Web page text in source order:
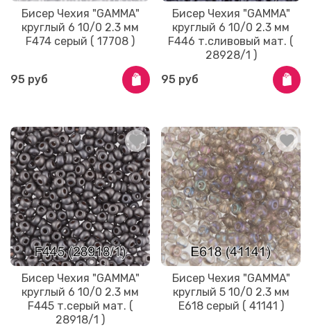
Бисер Чехия "GAMMA"
круглый 6 10/0 2.3 мм
F474 серый ( 17708 )
95 руб
Бисер Чехия "GAMMA"
круглый 6 10/0 2.3 мм
F446 т.сливовый мат. (
28928/1 )
95 руб
Бисер Чехия "GAMMA"
круглый 6 10/0 2.3 мм
F445 т.серый мат. (
28918/1 )
Бисер Чехия "GAMMA"
круглый 5 10/0 2.3 мм
E618 серый ( 41141 )